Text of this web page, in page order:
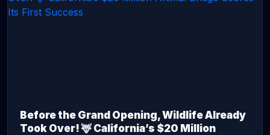
Before the Grand Opening, Wildlife Already
Took Over! 🦌 California’s $20 Million